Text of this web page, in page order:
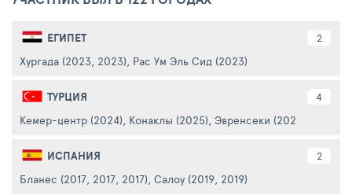
ЕГИПЕТ 2
Хургада (2023, 2023), Рас Ум Эль Сид (2023)
ТУРЦИЯ 4
Кемер-центр (2024), Конаклы (2025), Эвренсеки (2026, 2021,
ИСПАНИЯ 2
Бланес (2017, 2017, 2017), Салоу (2019, 2019)